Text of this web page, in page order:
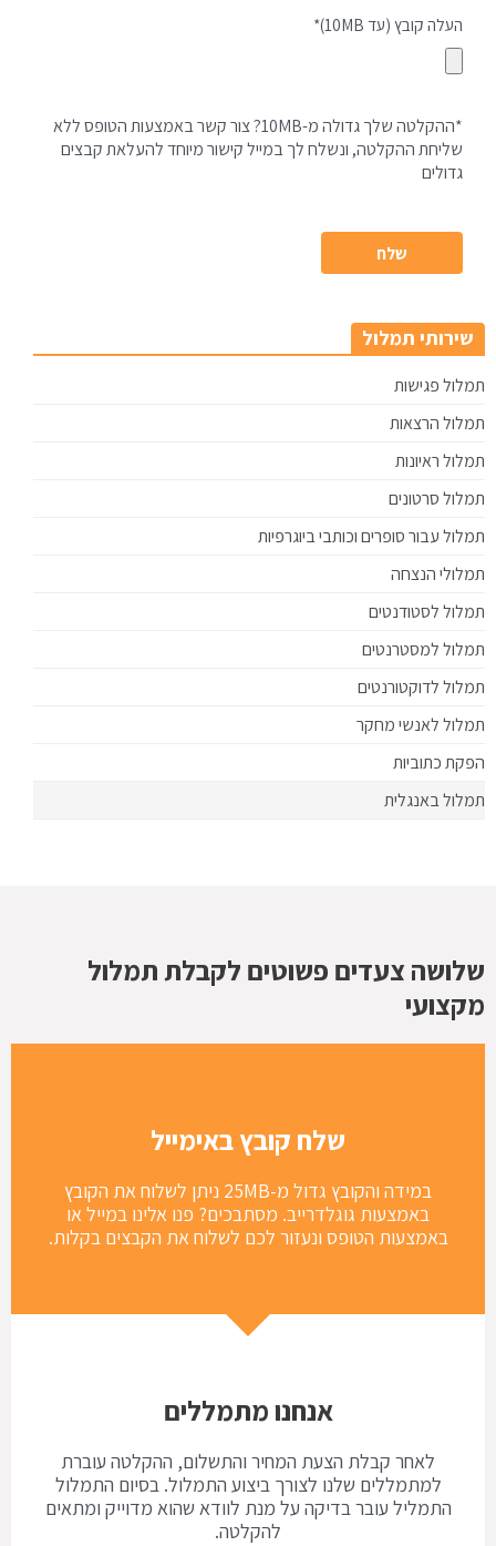
שירותי תמלול
תמלול פגישות
תמלול הרצאות
תמלול ראיונות
תמלול סרטונים
תמלול עבור סופרים וכותבי ביוגרפיות
תמלולי הנצחה
תמלול לסטודנטים
תמלול למסטרנטים
תמלול לדוקטורנטים
תמלול לאנשי מחקר
הפקת כתוביות
תמלול באנגלית
העלה קובץ (עד 10MB)*
*ההקלטה שלך גדולה מ-10MB? צור קשר באמצעות הטופס ללא
שליחת ההקלטה, ונשלח לך במייל קישור מיוחד להעלאת קבצים
גדולים
שלושה צעדים פשוטים לקבלת תמלול
מקצועי
שלח קובץ באימייל
במידה והקובץ גדול מ-25MB ניתן לשלוח את הקובץ
באמצעות גוגלדרייב. מסתבכים? פנו אלינו במייל או
באמצעות הטופס ונעזור לכם לשלוח את הקבצים בקלות.
אנחנו מתמללים
לאחר קבלת הצעת המחיר והתשלום, ההקלטה עוברת
למתמללים שלנו לצורך ביצוע התמלול. בסיום התמלול
התמליל עובר בדיקה על מנת לוודא שהוא מדוייק ומתאים
להקלטה.